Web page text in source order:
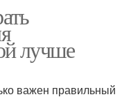
лучше
важен правильный